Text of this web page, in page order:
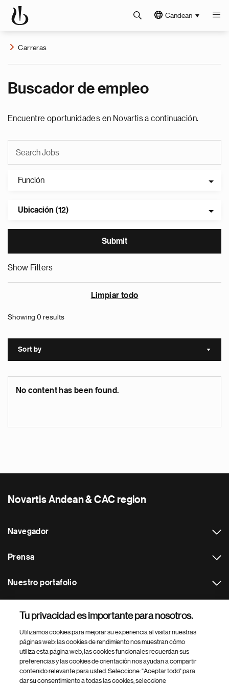
Candean
Carreras
Buscador de empleo
Encuentre oportunidades en Novartis a continuación.
Función
Ubicación (12)
Show Filters
Limpiar todo
Showing 0 results
Sort by Sort
No content has been found.
Novartis Andean & CAC region
Navegador
Prensa
Nuestro portafolio
Footer Site Search
Tu privacidad es importante para nosotros.
Utilizamos cookies para mejorar su experiencia al visitar nuestras
páginas web: las cookies de rendimiento nos muestran cómo
utiliza esta página web, las cookies funcionales recuerdan sus
preferencias y las cookies de orientación nos ayudan a compartir
contenido relevante para usted. Seleccione: "Aceptar todo" para
dar su consentimiento a todas las cookies, seleccione